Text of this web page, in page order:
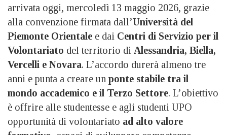
arrivata oggi, mercoledì 13 maggio 2026, grazie
alla convenzione firmata dall’Università del
Piemonte Orientale e dai Centri di Servizio per il
Volontariato del territorio di Alessandria, Biella,
Vercelli e Novara. L’accordo durerà almeno tre
anni e punta a creare un ponte stabile tra il
mondo accademico e il Terzo Settore. L’obiettivo
è offrire alle studentesse e agli studenti UPO
opportunità di volontariato ad alto valore